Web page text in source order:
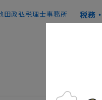
税務
迅速